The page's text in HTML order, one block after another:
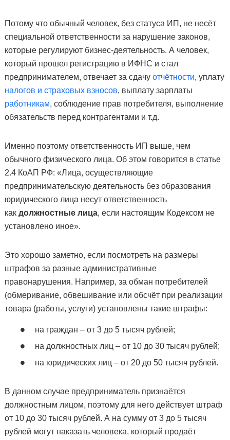
Потому что обычный человек, без статуса ИП, не несёт
специальной ответственности за нарушение законов,
которые регулируют бизнес-деятельность. А человек,
который прошел регистрацию в ИФНС и стал
предпринимателем, отвечает за сдачу отчётности, уплату
налогов и страховых взносов, выплату зарплаты
работникам, соблюдение прав потребителя, выполнение
обязательств перед контрагентами и т.д.
Именно поэтому ответственность ИП выше, чем
обычного физического лица. Об этом говорится в статье
2.4 КоАП РФ: «Лица, осуществляющие
предпринимательскую деятельность без образования
юридического лица несут ответственность
как должностные лица, если настоящим Кодексом не
установлено иное».
Это хорошо заметно, если посмотреть на размеры
штрафов за разные административные
правонарушения. Например, за обман потребителей
(обмеривание, обвешивание или обсчёт при реализации
товара (работы, услуги) установлены такие штрафы:
на граждан – от 3 до 5 тысяч рублей;
на должностных лиц – от 10 до 30 тысяч рублей;
на юридических лиц – от 20 до 50 тысяч рублей.
В данном случае предприниматель признаётся
должностным лицом, поэтому для него действует штраф
от 10 до 30 тысяч рублей. А на сумму от 3 до 5 тысяч
рублей могут наказать человека, который продаёт